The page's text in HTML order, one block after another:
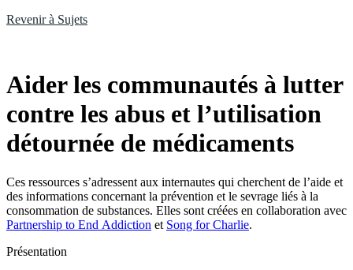
Revenir à Sujets
Aider les communautés à lutter
contre les abus et l’utilisation
détournée de médicaments
Ces ressources s’adressent aux internautes qui cherchent de l’aide et
des informations concernant la prévention et le sevrage liés à la
consommation de substances. Elles sont créées en collaboration avec
Partnership to End Addiction et Song for Charlie.
Présentation